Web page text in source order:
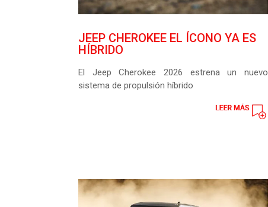
JEEP CHEROKEE EL ÍCONO YA ES
HÍBRIDO
El Jeep Cherokee 2026 estrena un nuevo
sistema de propulsión híbrido